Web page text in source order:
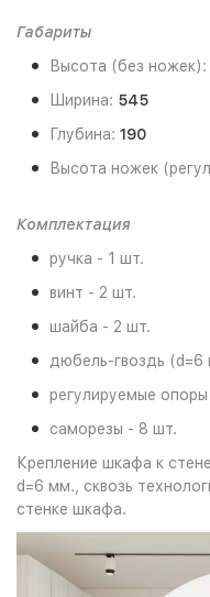
Габариты
Высота (без ножек):
Ширина: 545
Глубина: 190
Высота ножек
Комплектация
ручка - 1 шт.
винт - 2 шт.
шайба - 2 шт.
дюбель-гвоздь
регулируемые
саморезы - 8 шт.
Крепление шкафа к
d=6 мм., сквозь
стенке шкафа.